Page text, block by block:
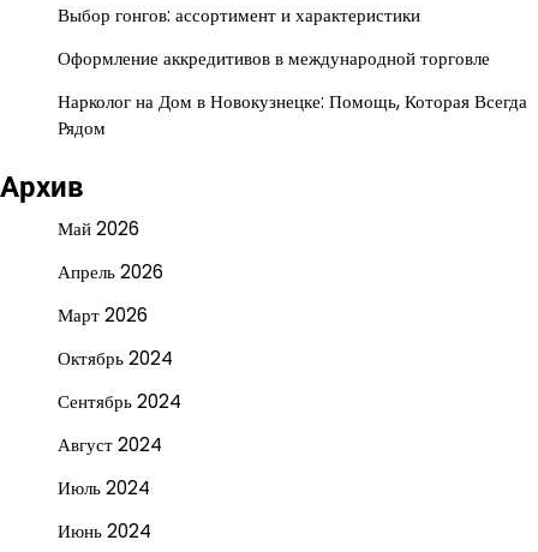
Выбор гонгов: ассортимент и характеристики
Оформление аккредитивов в международной торговле
Нарколог на Дом в Новокузнецке: Помощь, Которая Всегда
Рядом
Архив
Май 2026
Апрель 2026
Март 2026
Октябрь 2024
Сентябрь 2024
Август 2024
Июль 2024
Июнь 2024